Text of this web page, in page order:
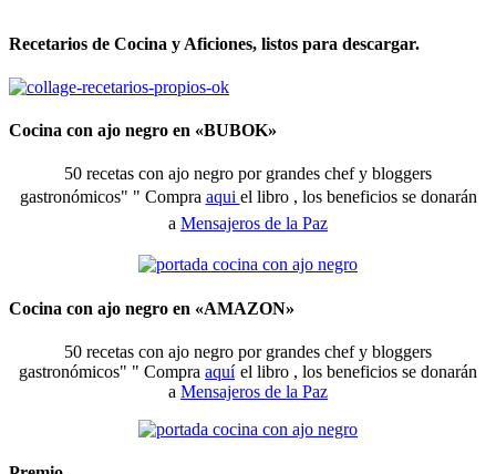
Recetarios de Cocina y Aficiones, listos para descargar.
Cocina con ajo negro en «BUBOK»
50 recetas con ajo negro por grandes chef y bloggers
gastronómicos" " Compra aqui el libro , los beneficios se donarán
a Mensajeros de la Paz
Cocina con ajo negro en «AMAZON»
50 recetas con ajo negro por grandes chef y bloggers
gastronómicos" " Compra aquí el libro , los beneficios se donarán
a Mensajeros de la Paz